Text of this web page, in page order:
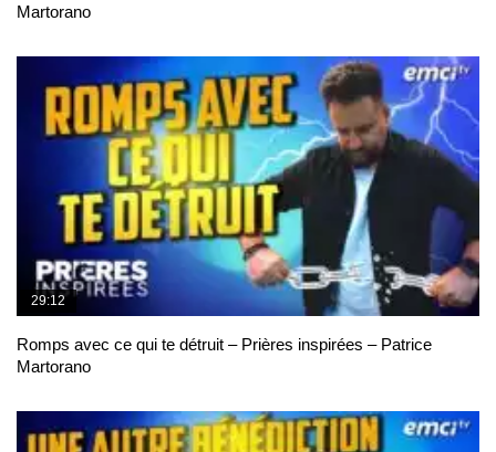
Martorano
29:12
Romps avec ce qui te détruit – Prières inspirées – Patrice
Martorano